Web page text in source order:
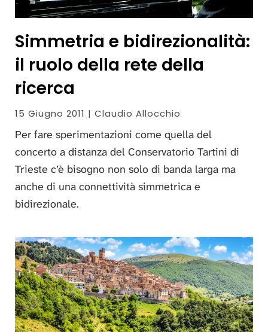
Simmetria e bidirezionalità:
il ruolo della rete della
ricerca
15 Giugno 2011 | Claudio Allocchio
Per fare sperimentazioni come quella del
concerto a distanza del Conservatorio Tartini di
Trieste c’è bisogno non solo di banda larga ma
anche di una connettività simmetrica e
bidirezionale.